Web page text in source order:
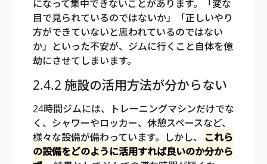
になって集中できないことがあります。「変な
目で見られているのではないか」「正しいやり
方ができていないと思われているのではない
か」といった不安が、ジムに行くこと自体を億
劫にさせてしまいます。
2.4.2 施設の活用方法が分からない
24時間ジムには、トレーニングマシンだけでな
く、シャワーやロッカー、休憩スペースなど、
様々な設備が備わっています。しかし、
これら
の設備をどのように活用すれば良いのか分から